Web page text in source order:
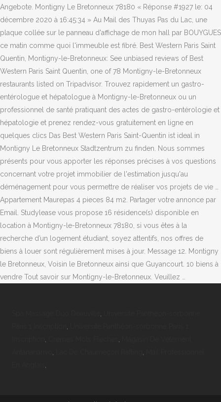
Angebote. Montigny Le Bretonneux 78180 « Réponse #1927 le: 04
décembre 2020 à 16:45:34 » Au Mail des Thuyas Pas du Lac, une
plaque collée sur le panneau d'affichage de mon hall par BOUYGUES
ce matin comme quoi l'immeuble est fibré. Best Western Paris Saint
Quentin, Montigny-le-Bretonneux: See unbiased reviews of Best
Western Paris Saint Quentin, one of 78 Montigny-le-Bretonneux
restaurants listed on Tripadvisor. Trouvez rapidement un gastro-
entérologue et hépatologue à Montigny-le-Bretonneux ou un
professionnel de santé pratiquant des actes de gastro-entérologie et
hépatologie et prenez rendez-vous gratuitement en ligne en
quelques clics Das Best Western Paris Saint-Quentin ist ideal in
Montigny Le Bretonneux Stadtzentrum zu finden. Nous sommes
présents pour vous apporter les réponses précises à vos questions
concernant votre projet immobilier de l'estimation jusqu'au
déménagement pour vous permettre de réaliser vos projets de vie …
Appartement Maurepas 4 pieces 84 m2. Partager votre annonce par
Email. Studylease vous propose 16 résidence(s) disponible en
location à Montigny-le-Bretonneux 78180, si vous êtes à la
recherche d’un logement étudiant, soyez attentifs, nos offres de
biens à louer sont régulièrement mises à jour. Message 12. Montigny
le Bretonneux, Voisin le Bretonneux ainsi que Guyancourt. 10 biens à
vendre Tout savoir sur Montigny-le-Bretonneux. Veuillez …